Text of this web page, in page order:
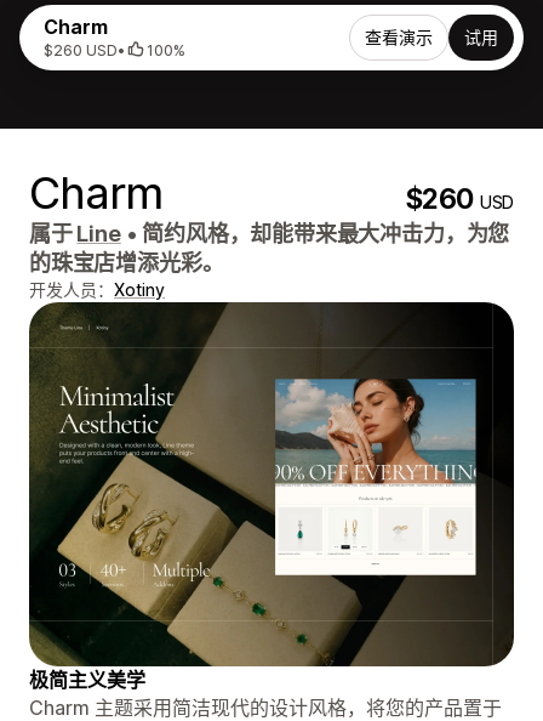
Charm
$260 USD• 100%
查看演示 试用
Charm $260USD
属于Line • 简约风格，却能带来最大冲击力，为您
的珠宝店增添光彩。
开发人员： Xotiny
极简主义美学
Charm 主题采用简洁现代的设计风格，将您的产品置于